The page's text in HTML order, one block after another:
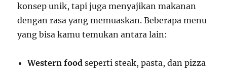
konsep unik, tapi juga menyajikan makanan
dengan rasa yang memuaskan. Beberapa menu
yang bisa kamu temukan antara lain:
Western food seperti steak, pasta, dan pizza